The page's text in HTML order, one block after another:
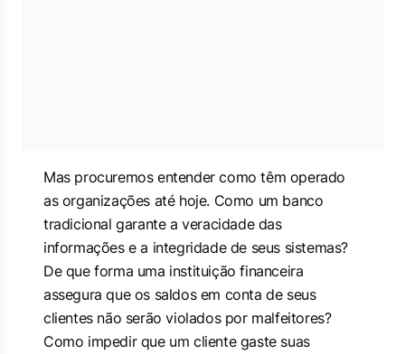
Mas procuremos entender como têm operado
as organizações até hoje. Como um banco
tradicional garante a veracidade das
informações e a integridade de seus sistemas?
De que forma uma instituição financeira
assegura que os saldos em conta de seus
clientes não serão violados por malfeitores?
Como impedir que um cliente gaste suas